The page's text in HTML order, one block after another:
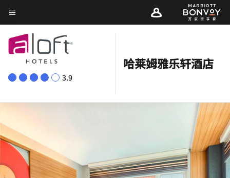
Skip
to
main
content
菜单文本
3.9
哈莱姆雅乐轩酒店